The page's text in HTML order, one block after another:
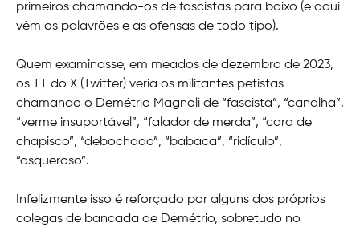
primeiros chamando-os de fascistas para baixo (e aqui
vêm os palavrões e as ofensas de todo tipo).
Quem examinasse, em meados de dezembro de 2023,
os TT do X (Twitter) veria os militantes petistas
chamando o Demétrio Magnoli de “fascista”, “canalha”,
“verme insuportável”, “falador de merda”, “cara de
chapisco”, “debochado”, “babaca”, “ridículo”,
“asqueroso”.
Infelizmente isso é reforçado por alguns dos próprios
colegas de bancada de Demétrio, sobretudo no